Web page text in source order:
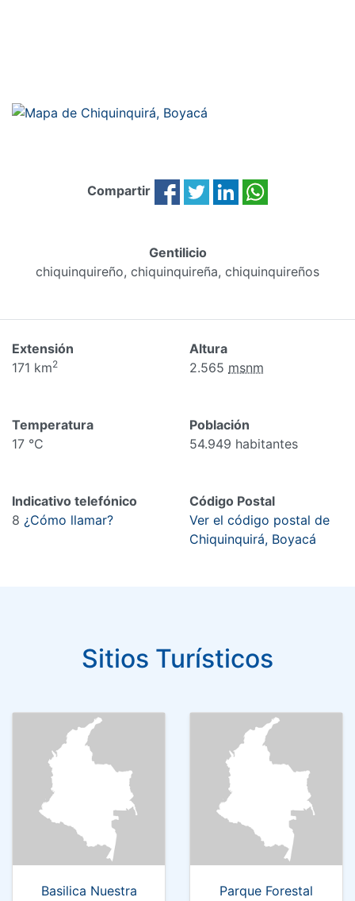
Compartir
Gentilicio
chiquinquireño, chiquinquireña, chiquinquireños
Extensión
171 km2
Altura
2.565 msnm
Temperatura
17 °C
Población
54.949 habitantes
Indicativo telefónico
8 ¿Cómo llamar?
Código Postal
Ver el código postal de
Chiquinquirá, Boyacá
Sitios Turísticos
Basilica Nuestra
Parque Forestal